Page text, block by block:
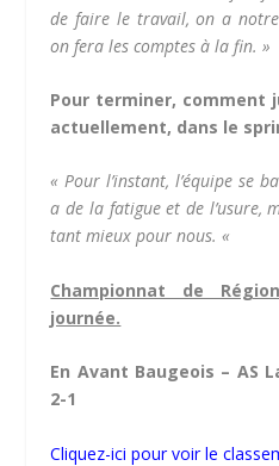
de faire le travail, on a
on fera les comptes à la fin. »
Pour terminer, comment
actuellement, dans le
« Pour l’instant, l’équipe se
a de la fatigue et de l’usure,
tant mieux pour nous. «
Championnat de
journée.
En Avant Baugeois – AS
2-1
Cliquez-ici pour voir le